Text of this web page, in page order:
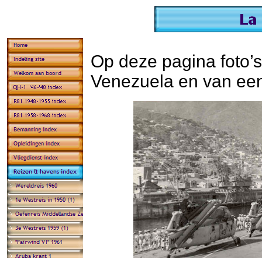
Op deze pagina
Venezuela en van